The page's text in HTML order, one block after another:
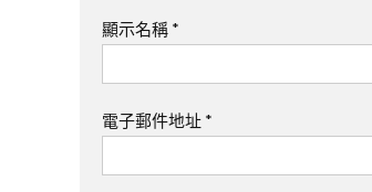
顯示名稱 *
電子郵件地址 *